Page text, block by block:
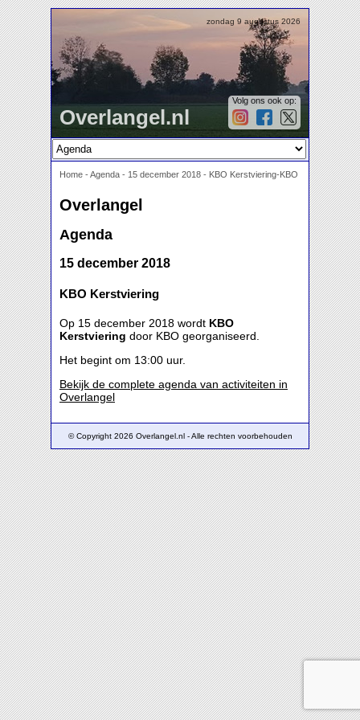
zondag 9 augustus 2026
Overlangel.nl
Volg ons ook op:
Home -Agenda - 15 december 2018 - KBO Kerstviering-KBO
Overlangel
Agenda
15 december 2018
KBO Kerstviering
Op 15 december 2018 wordt KBO
Kerstviering door KBO georganiseerd.
Het begint om 13:00 uur.
Bekijk de complete agenda van activiteiten in
Overlangel
© Copyright 2026 Overlangel.nl - Alle rechten voorbehouden